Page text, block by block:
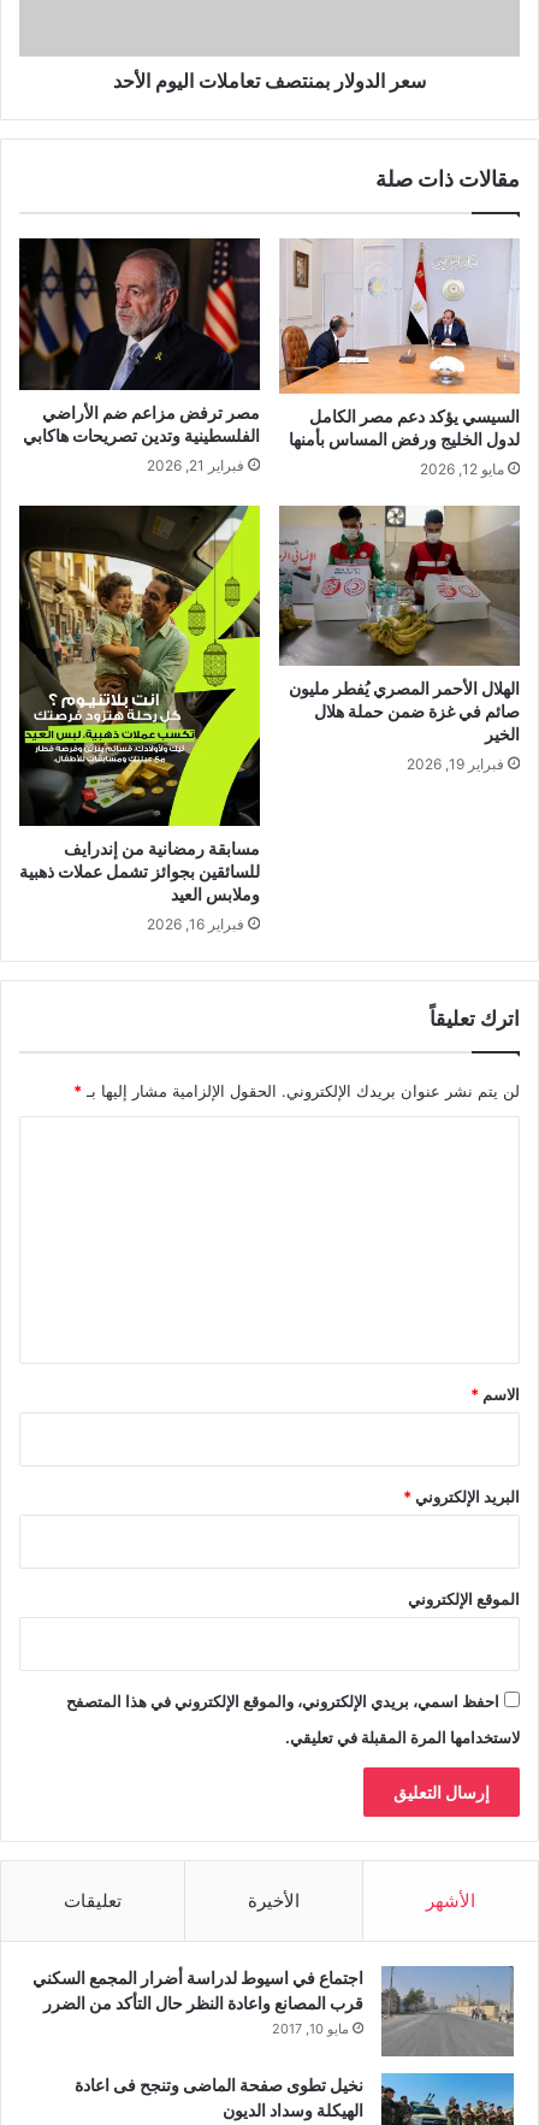
سعر الدولار بمنتصف تعاملات اليوم الأحد
مقالات ذات صلة
السيسي يؤكد دعم مصر الكامل
لدول الخليج ورفض المساس بأمنها
مايو 12, 2026
مصر ترفض مزاعم ضم الأراضي
الفلسطينية وتدين تصريحات هاكابي
فبراير 21, 2026
الهلال الأحمر المصري يُفطر مليون
صائم في غزة ضمن حملة هلال
الخير
فبراير 19, 2026
مسابقة رمضانية من إندرايف
للسائقين بجوائز تشمل عملات ذهبية
وملابس العيد
فبراير 16, 2026
اترك تعليقاً
لن يتم نشر عنوان بريدك الإلكتروني. الحقول الإلزامية مشار إليها بـ *
*
الاسم *
البريد الإلكتروني*
الموقع الإلكتروني
احفظ اسمي، بريدي الإلكتروني، والموقع الإلكتروني في هذا المتصفح
لاستخدامها المرة المقبلة في تعليقي.
الأشهر الأخيرة تعليقات
اجتماع في اسيوط لدراسة أضرار المجمع السكني
قرب المصانع واعادة النظر حال التأكد من الضرر
مايو 10, 2017
نخيل تطوى صفحة الماضى وتنجح فى اعادة
الهيكلة وسداد الديون